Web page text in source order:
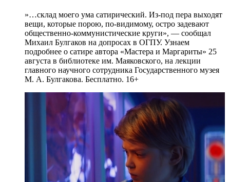
»…склад моего ума сатирический. Из-под пера выходят
вещи, которые порою, по-видимому, остро задевают
общественно-коммунистические круги», — сообщал
Михаил Булгаков на допросах в ОГПУ. Узнаем
подробнее о сатире автора «Мастера и Маргариты» 25
августа в библиотеке им. Маяковского, на лекции
главного научного сотрудника Государственного музея
М. А. Булгакова. Бесплатно. 16+